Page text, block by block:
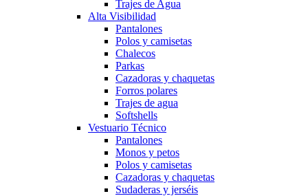
Trajes de Agua
Alta Visibilidad
Pantalones
Polos y camisetas
Chalecos
Parkas
Cazadoras y chaquetas
Forros polares
Trajes de agua
Softshells
Vestuario Técnico
Pantalones
Monos y petos
Polos y camisetas
Cazadoras y chaquetas
Sudaderas y jerséis